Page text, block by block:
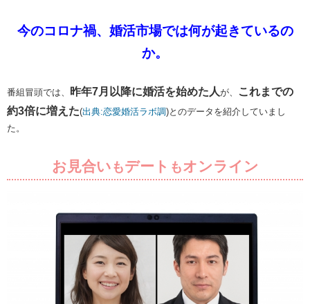
今のコロナ禍、婚活市場では何が起きているの
か。
番組冒頭では、 昨年7月以降に婚活を始めた人が、
これまでの
約3倍に増えた(出典:恋愛婚活ラボ調)とのデータを紹介していまし
た。
お見合いもデート もオンライン